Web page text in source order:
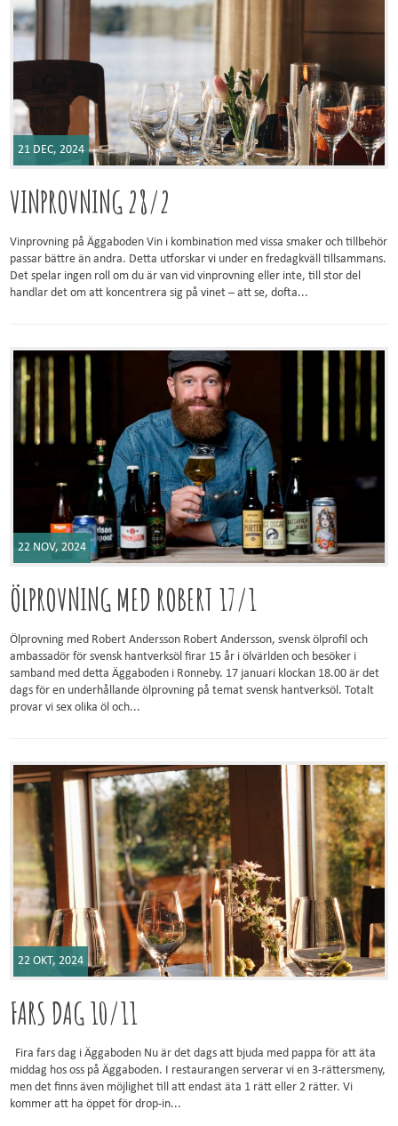
21 DEC, 2024
VINPROVNING 28/2
Vinprovning på Äggaboden Vin i kombination med vissa smaker och tillbehör
passar bättre än andra. Detta utforskar vi under en fredagkväll tillsammans.
Det spelar ingen roll om du är van vid vinprovning eller inte, till stor del
handlar det om att koncentrera sig på vinet – att se, dofta...
22 NOV, 2024
ÖLPROVNING MED ROBERT 17/1
Ölprovning med Robert Andersson Robert Andersson, svensk ölprofil och
ambassadör för svensk hantverksöl firar 15 år i ölvärlden och besöker i
samband med detta Äggaboden i Ronneby. 17 januari klockan 18.00 är det
dags för en underhållande ölprovning på temat svensk hantverksöl. Totalt
provar vi sex olika öl och...
22 OKT, 2024
FARS DAG 10/11
Fira fars dag i Äggaboden Nu är det dags att bjuda med pappa för att äta
middag hos oss på Äggaboden. I restaurangen serverar vi en 3-rättersmeny,
men det finns även möjlighet till att endast äta 1 rätt eller 2 rätter. Vi
kommer att ha öppet för drop-in...